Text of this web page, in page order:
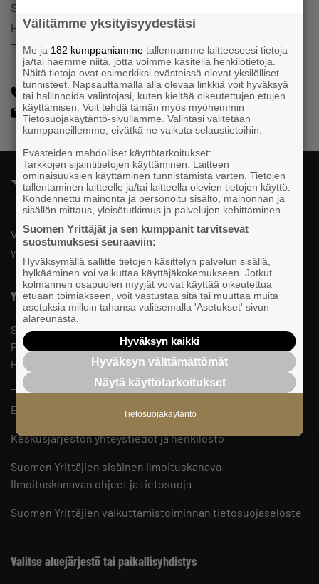
Sysmän Yrittäjät
Hallitus
Talousvastaava
+358405792539
heli.tanhula@sysmantilipalvelut.fi
Valtakunnallista, alueellista ja paikallista vaikuttamista pk-
yrittäjien puolesta.
Yhteystiedot
Suomen Yrittäjät
PL 999, 00101 HELSINKI
Puhelinvaihde 09 229 221
Tietosuojaseloste ja evästeet
Evästeasetukset
Keskusjärjestön yhteystiedot ja henkilöstö
Suomen Yrittäjien sisäinen ilmoituskanava
Ilmoituskanavan ohjeet ja tietosuoja
Suomen Yrittäjien vaikuttamistoiminnan tietosuojaseloste
Valitse aluejärjestö tai paikallisyhdistys
Välitämme yksityisyydestäsi
Me ja 182 kumppaniamme tallennamme laitteeseesi tietoja
ja/tai haemme niitä, jotta voimme käsitellä henkilötietoja.
Näitä tietoja ovat esimerkiksi evästeissä olevat yksilölliset
tunnisteet. Napsauttamalla alla olevaa linkkiä voit hyväksyä
tai hallinnoida valintojasi, kuten kieltää oikeutettujen etujen
käyttämisen. Voit tehdä tämän myös myöhemmin
Tietosuojakäytäntö-sivullamme. Valintasi välitetään
kumppaneillemme, eivätkä ne vaikuta selaustietoihin.
Evästeiden mahdolliset käyttötarkoitukset:
Tarkkojen sijaintitietojen käyttäminen. Laitteen
ominaisuuksien käyttäminen tunnistamista varten. Tietojen
tallentaminen laitteelle ja/tai laitteella olevien tietojen käyttö.
Kohdennettu mainonta ja personoitu sisältö, mainonnan ja
sisällön mittaus, yleisötutkimus ja palvelujen kehittäminen .
Suomen Yrittäjät ja sen kumppanit tarvitsevat
suostumuksesi seuraaviin:
Hyväksymällä sallitte tietojen käsittelyn palvelun sisällä,
hylkääminen voi vaikuttaa käyttäjäkokemukseen. Jotkut
kolmannen osapuolen myyjät voivat käyttää oikeutettua
etuaan toimiakseen, voit vastustaa sitä tai muuttaa muita
asetuksia milloin tahansa valitsemalla 'Asetukset' sivun
alareunasta.
Hyväksyn kaikki
Hyväksyn välttämättömät
Näytä käyttötarkoitukset
Tietosuojakäytäntö